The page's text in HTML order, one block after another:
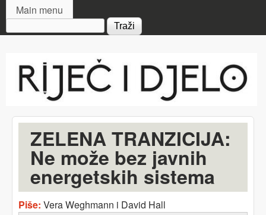
MAIN MENU
Main menu
Search form
i djelo
ZELENA TRANZICIJA:
Ne može bez javnih
energetskih sistema
Piše: Vera Weghmann i David Hall